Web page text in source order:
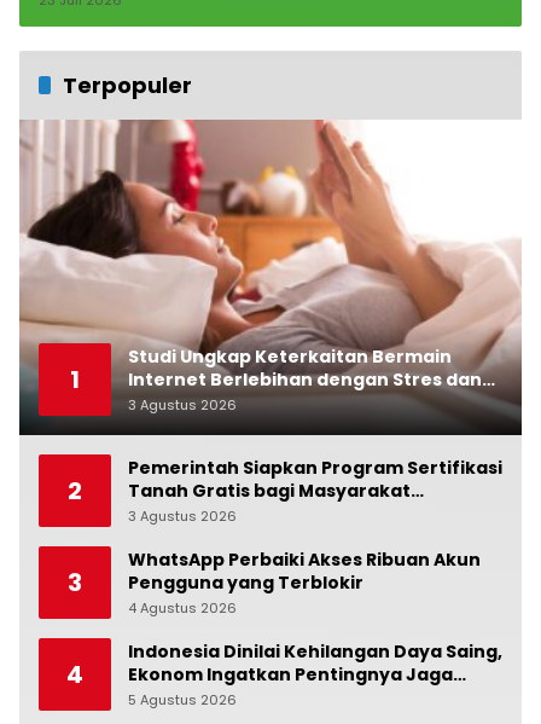
Terpopuler
1
Studi Ungkap Keterkaitan Bermain
Internet Berlebihan dengan Stres dan
Suasana Hati
3 Agustus 2026
2
Pemerintah Siapkan Program Sertifikasi
Tanah Gratis bagi Masyarakat
Berpenghasilan Rendah
3 Agustus 2026
3
WhatsApp Perbaiki Akses Ribuan Akun
Pengguna yang Terblokir
4 Agustus 2026
4
Indonesia Dinilai Kehilangan Daya Saing,
Ekonom Ingatkan Pentingnya Jaga
Independensi Bank Indonesia
5 Agustus 2026